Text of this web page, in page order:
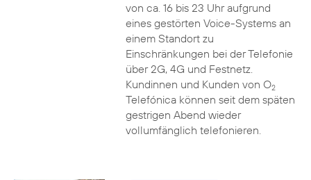
von ca. 16 bis 23 Uhr aufgrund
eines gestörten Voice-Systems an
einem Standort zu
Einschränkungen bei der Telefonie
über 2G, 4G und Festnetz.
Kundinnen und Kunden von O2
Telefónica können seit dem späten
gestrigen Abend wieder
vollumfänglich telefonieren.